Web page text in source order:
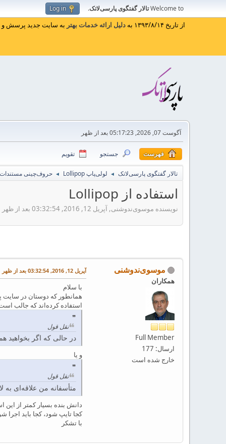
Welcome toتالار گفتگوی پارسی‌لاتک.
Log in
از تاریخ ۱۳۹۳/۸/۱۴ به دلیل ارائه خدمات بهتر به سایت جدید پرسش و
آگوست 07, 2026, 05:17:23 بعد از ظهر
فهرست جستجو تقویم
تالار گفتگوی پارسی‌لاتک ◄ لولی‌پاپ Lollipop ◄ حروف‌چینی مستندات
استفاده از Lollipop
نویسنده موسوی‌ندوشنی, آپریل 12, 2016, 03:32:54 بعد از ظهر
موسوی‌ندوشنی
همکاران
Full Member
ارسال: 177
خارج شده است
آپریل 12, 2016, 03:32:54 بعد از ظهر
با سلام
استفاده کرده‌اند که جالب
نقل قول
در حالی که اگر بخواهید
و یا
نقل قول
متأسفانه من علاقه‌ای به
کجا تایپ شود، کجا باید اجرا
با تشکر